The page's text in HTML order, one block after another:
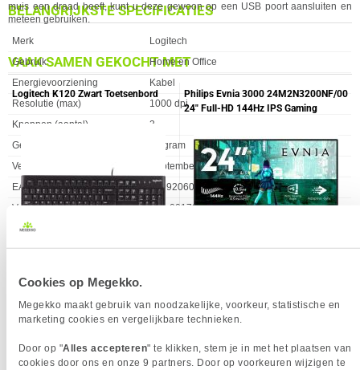
Cookies op Megekko.
Megekko maakt gebruik van noodzakelijke, voorkeur, statistische en
marketing cookies en vergelijkbare technieken.
Door op "Alles accepteren" te klikken, stem je in met het plaatsen van
cookies door ons en onze 9 partners. Door op voorkeuren wijzigen te
BELANGRIJKSTE SPECIFICATIES
Eigenschap
Merk
Logitech
Gebruik
Home en Office
Energievoorziening
Kabel
Resolutie (max)
1000 dpi
Knoppen (aantal)
3
Gewicht
90 gram
Verkrijgbaar sinds
September 2014
EAN
5099206021860
Vendorcode
910-001793
Garantie
SPECIFICATIES
Eigenschap Waarde
Aantal knoppen
Breedte
60 mm
Diepte
110 mm
Ergonomie
Tweehandig
muis een draad heeft, kunt u deze gewoon op een USB poort aansluiten en
meteen gebruiken.
VAAK SAMEN GEKOCHT MET
Logitech K120 Zwart Toetsenbord
10,95
Philips Evnia 3000 24M2N3200NF/00
24" Full-HD 144Hz IPS Gaming
Adesso SlimTouch 111UB Zwart